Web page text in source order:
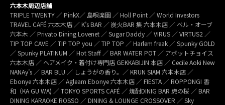
六本木周辺店舗
TRIPLE TWENTY ／ PinkX／ 島唄楽園 ／ Holl Point ／ World Investors
TRAVEL CAFÉ 六本木店 ／ K’s BAR ／ 炭火BAR 集 六本木店 ／ ベル・オーブ
六本木 ／ Privato Dining Lovenet ／ Sugar Daddy ／ VIRUS ／ VIRTUS2 ／
TIP TOP CAVE ／ TIP TOP you ／ TIP TOP ／ Harlem freak ／ Spunky GOLD
／ Spunky PLATINUM ／ Hot Staff ／ BAR WATER POT ／ アボットチョイス
六本木店 ／ ヘアメイク・着付け専門店 GEKKABIJIN 本店 ／ Cecile Aoki New
NANAy’s ／ BAR BLU ／ しょうがの香り。／ KRUN SIAM 六本木店 ／
Ebonye 六本木店 ／ Agleam Ebonye 六本木店 ／ FIESTA ／ ROPPONGI 香
和（KA GU WA) ／ TOKYO SPORTS CAFÉ ／ 焼酎DINIG BAR 虎の桜 ／ BAR
DINING KARAOKE ROSSO ／ DINING & LOUNGE CROSSOVER ／ Sky